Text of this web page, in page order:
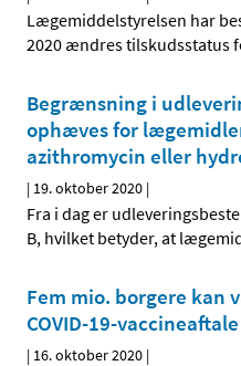
Lægemiddelstyrelsen har
2020 ændres tilskudsstatus
Begrænsning i
ophæves for
azithromycin eller
| 19. oktober 2020 |
Fra i dag er
B, hvilket betyder, at
Fem mio. borgere kan
COVID-19-
| 16. oktober 2020 |